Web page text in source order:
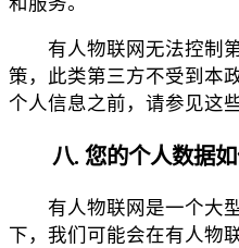
有人物联网无法控制第
策，此类第三方不受到本
个人信息之前，请参见这
八. 您的个人数据如
有人物联网是一个大型
下，我们可能会在有人物